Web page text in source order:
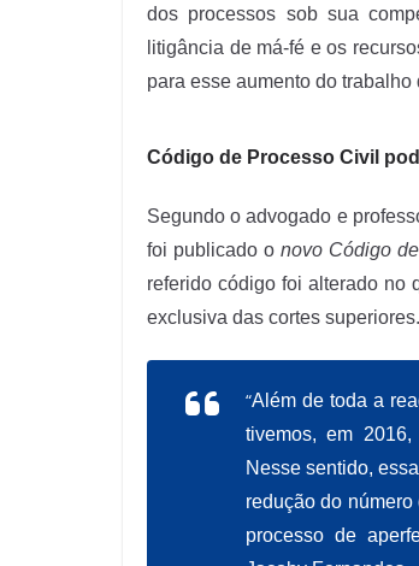
dos processos sob sua
litigância de má-fé e os
para esse aumento do trabalho
Código de Processo Civil
Segundo o advogado e
foi publicado o novo Código
referido código foi alterado no
exclusiva das cortes superiores.
“Além de toda a
tivemos, em
Nesse sentido,
redução do
processo de